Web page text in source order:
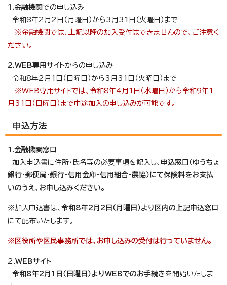
1.金融機関での申し込み
令和8年2月2日（月曜日）から3月31日（火曜日）まで
※金融機関では、上記以降の加入受付はできませんので、ご注意く
ださい。
2.WEB専用サイトからの申し込み
令和8年2月1日（日曜日）から3月31日（火曜日）まで
※WEB専用サイトでは、令和8年4月1日（水曜日）から令和9年1
月31日（日曜日）まで中途加入の申し込みが可能です。
申込方法
1. 金融機関窓口
加入申込書に住所・氏名等の必要事項を記入し、 申込窓口（ゆうちょ
銀行・郵便局・銀行・信用金庫・信用組合・農協）にて保険料をお支払
いのうえ、お申し込みください。
※加入申込書は、 令和8年2月2日（月曜日）より区内の上記申込窓口
にて配布いたします。
※区役所や区民事務所では、お申し込みの受付は行っていません。
2. WEBサイト
令和8年2月1日（日曜日）よりWEBでのお手続きを開始いたしま